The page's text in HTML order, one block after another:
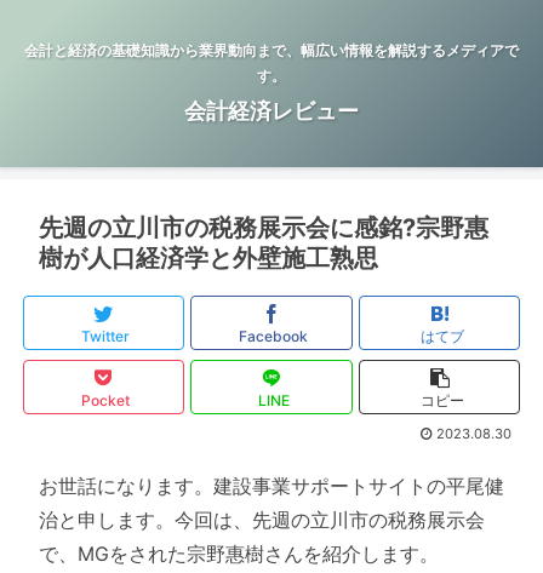
会計と経済の基礎知識から業界動向まで、幅広い情報を解説するメディアで
す。
会計経済レビュー
先週の立川市の税務展示会に感銘?宗野惠
樹が人口経済学と外壁施工熟思
Twitter Facebook はてブ
Pocket LINE コピー
2023.08.30
お世話になります。建設事業サポートサイトの平尾健
治と申します。今回は、先週の立川市の税務展示会
で、MGをされた宗野惠樹さんを紹介します。